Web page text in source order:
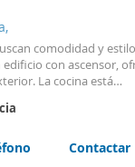
comodidad y
con ascensor,
La cocina está
Disfruta de las vistas
Además, cuenta con
La
todo el año. Este
Contactar